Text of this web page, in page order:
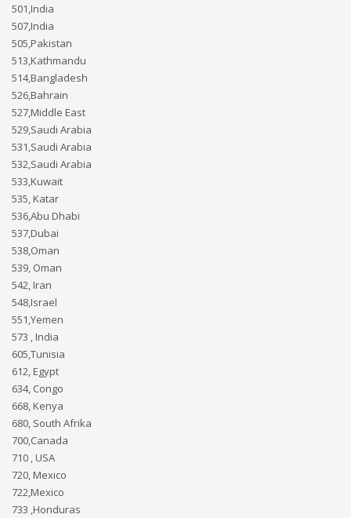
501,India
507,India
505,Pakistan
513,Kathmandu
514,Bangladesh
526,Bahrain
527,Middle East
529,Saudi Arabia
531,Saudi Arabia
532,Saudi Arabia
533,Kuwait
535, Katar
536,Abu Dhabi
537,Dubai
538,Oman
539, Oman
542, Iran
548,Israel
551,Yemen
573 , India
605,Tunisia
612, Egypt
634, Congo
668, Kenya
680, South Afrika
700,Canada
710 , USA
720, Mexico
722,Mexico
733 ,Honduras